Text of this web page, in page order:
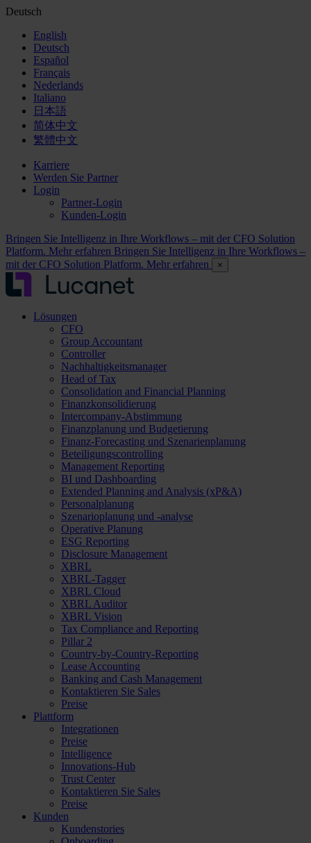
Deutsch
English
Deutsch
Español
Français
Nederlands
Italiano
日本語
简体中文
繁體中文
Karriere
Werden Sie Partner
Login
Partner-Login
Kunden-Login
Bringen Sie Intelligenz in Ihre Workflows – mit der CFO Solution
Platform. Mehr erfahren Bringen Sie Intelligenz in Ihre Workflows –
mit der CFO Solution Platform. Mehr erfahren
×
Lösungen
CFO
Group Accountant
Controller
Nachhaltigkeitsmanager
Head of Tax
Consolidation and Financial Planning
Finanzkonsolidierung
Intercompany-Abstimmung
Finanzplanung und Budgetierung
Finanz-Forecasting und Szenarienplanung
Beteiligungscontrolling
Management Reporting
BI und Dashboarding
Extended Planning and Analysis (xP&A)
Personalplanung
Szenarioplanung und -analyse
Operative Planung
ESG Reporting
Disclosure Management
XBRL
XBRL-Tagger
XBRL Cloud
XBRL Auditor
XBRL Vision
Tax Compliance and Reporting
Pillar 2
Country-by-Country-Reporting
Lease Accounting
Banking and Cash Management
Kontaktieren Sie Sales
Preise
Plattform
Integrationen
Preise
Intelligence
Innovations-Hub
Trust Center
Kontaktieren Sie Sales
Preise
Kunden
Kundenstories